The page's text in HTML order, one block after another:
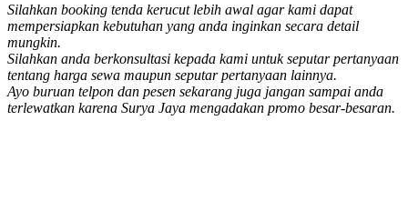
Silahkan booking tenda kerucut lebih awal agar kami dapat
mempersiapkan kebutuhan yang anda inginkan secara detail
mungkin.
Silahkan anda berkonsultasi kepada kami untuk seputar pertanyaan
tentang harga sewa maupun seputar pertanyaan lainnya.
Ayo buruan telpon dan pesen sekarang juga jangan sampai anda
terlewatkan karena Surya Jaya mengadakan promo besar-besaran.